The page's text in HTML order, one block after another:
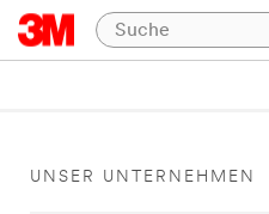
UNSER UNTERNEHMEN